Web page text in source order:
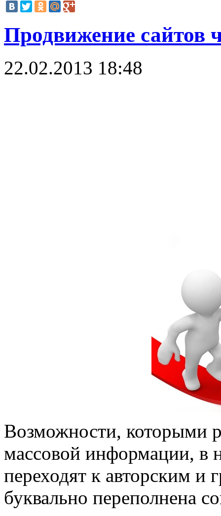
Продвижение сайтов
22.02.2013 18:48
Возможности, которыми
массовой информации, в
переходят к авторским и
буквально переполнена